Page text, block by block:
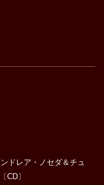
ドレア・ノセダ＆チュ
CD〕